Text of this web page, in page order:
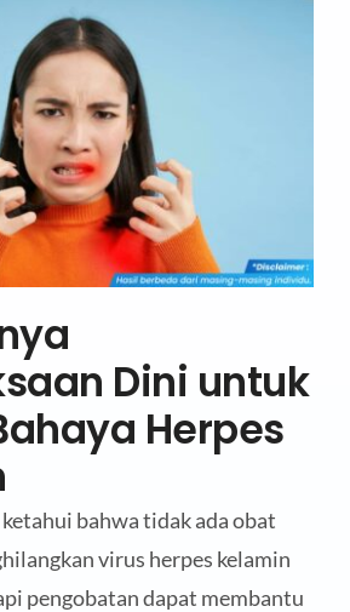
Dini untuk
Herpes
bahwa tidak ada obat
virus herpes kelamin
pengobatan dapat membantu